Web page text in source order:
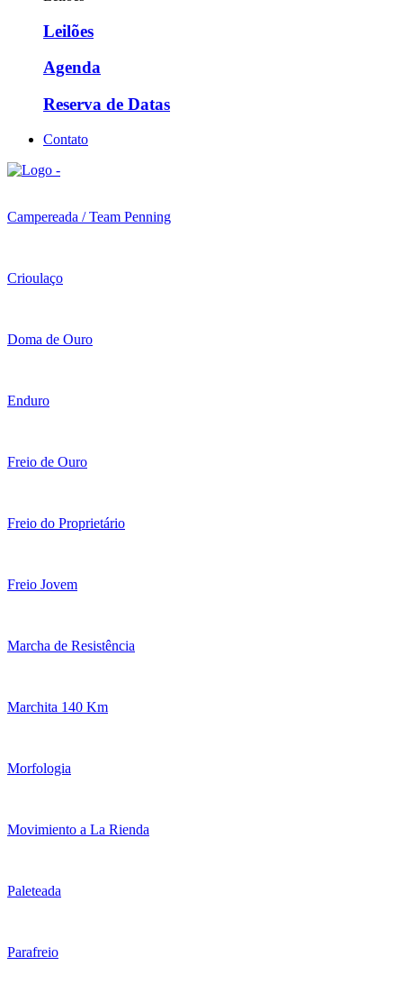
Leilões
Agenda
Reserva de Datas
Contato
Campereada / Team Penning
Crioulaço
Doma de Ouro
Enduro
Freio de Ouro
Freio do Proprietário
Freio Jovem
Marcha de Resistência
Marchita 140 Km
Morfologia
Movimiento a La Rienda
Paleteada
Parafreio